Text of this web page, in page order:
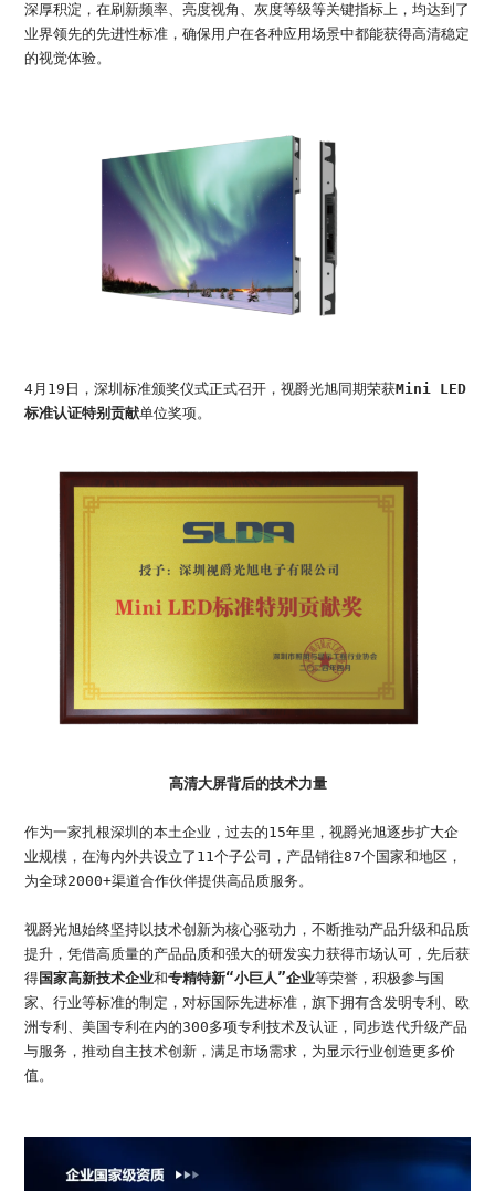
深厚积淀，在刷新频率、亮度视角、灰度等级等关键指标上，均达到了
业界领先的先进性标准，确保用户在各种应用场景中都能获得高清稳定
的视觉体验。
4月19日，深圳标准颁奖仪式正式召开，视爵光旭同期荣获Mini LED
标准认证特别贡献单位奖项。
高清大屏背后的技术力量
作为一家扎根深圳的本土企业，过去的15年里，视爵光旭逐步扩大企
业规模，在海内外共设立了11个子公司，产品销往87个国家和地区，
为全球2000+渠道合作伙伴提供高品质服务。
视爵光旭始终坚持以技术创新为核心驱动力，不断推动产品升级和品质
提升，凭借高质量的产品品质和强大的研发实力获得市场认可，先后获
得国家高新技术企业和专精特新“小巨人”企业等荣誉，积极参与国
家、行业等标准的制定，对标国际先进标准，旗下拥有含发明专利、欧
洲专利、美国专利在内的300多项专利技术及认证，同步迭代升级产品
与服务，推动自主技术创新，满足市场需求，为显示行业创造更多价
值。